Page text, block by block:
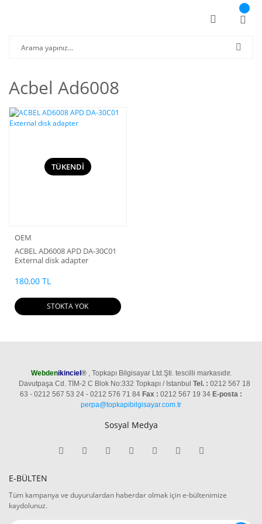
Acbel Ad6008
TÜKENDİ
OEM
ACBEL AD6008 APD DA-30C01
External disk adapter
180,00 TL
STOKTA YOK
Webdenikinciel®, Topkapı Bilgisayar Ltd.Şti. tescilli markasıdır.
Davutpaşa Cd. TİM-2 C Blok No:332 Topkapı / Istanbul Tel. : 0212 567 18
63 - 0212 567 53 24 - 0212 576 71 84 Fax : 0212 567 19 34 E-posta :
perpa@topkapibilgisayar.com.tr
Sosyal Medya
E-BÜLTEN
Tüm kampanya ve duyurulardan haberdar olmak için e-bültenimize
kaydolunuz.